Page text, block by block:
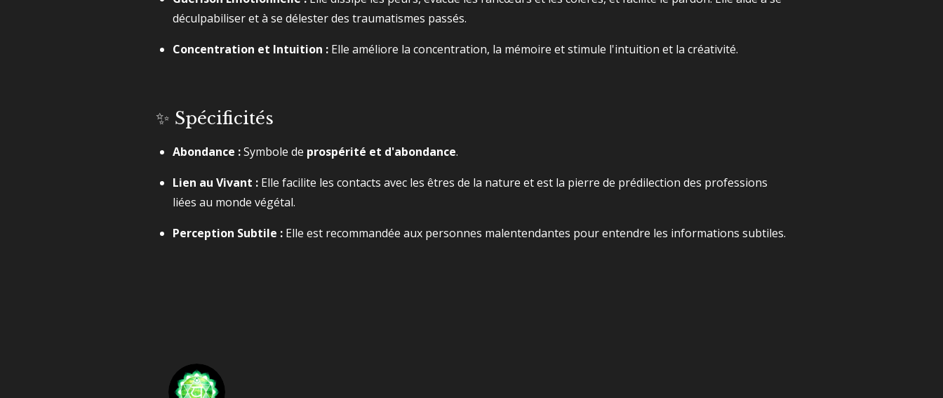
déculpabiliser et à se délester des traumatismes passés.
Concentration et Intuition : Elle améliore la concentration, la mémoire et stimule l'intuition et la créativité.
✨ Spécificités
Abondance :Symbole de prospérité et d'abondance.
Lien au Vivant : Elle facilite les contacts avec les êtres de la nature et est la pierre de prédilection des professions
liées au monde végétal.
Perception Subtile : Elle est recommandée aux personnes malentendantes pour entendre les informations subtiles.